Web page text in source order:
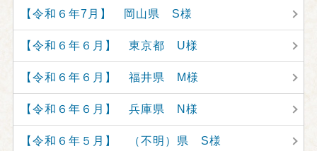
【令和６年7月】 岡山県 S様
【令和６年６月】 東京都 U様
【令和６年６月】 福井県 M様
【令和６年６月】 兵庫県 N様
【令和６年５月】 （不明）県 S様